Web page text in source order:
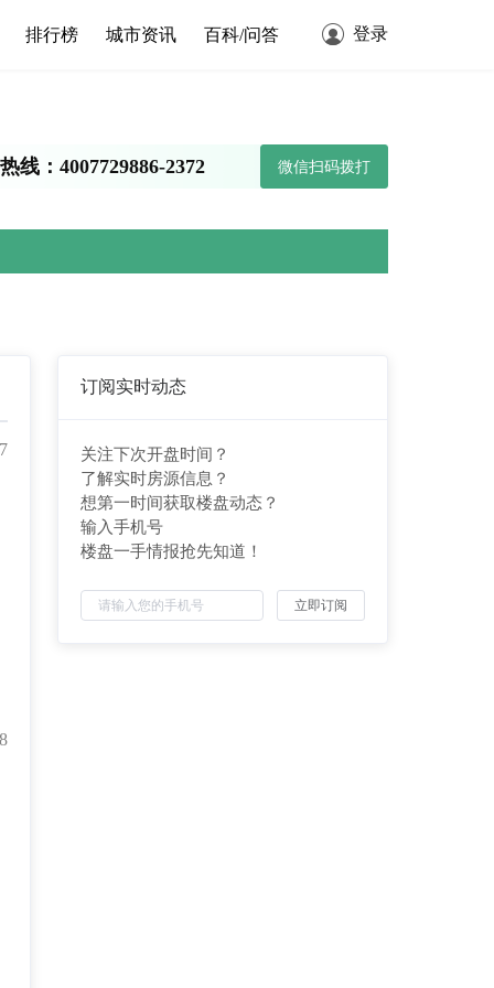
排行榜 城市资讯 百科/问答 登录
线：4007729886-2372 微信扫码拨打
订阅实时动态
关注下次开盘时间？
了解实时房源信息？
想第一时间获取楼盘动态？
输入手机号
楼盘一手情报抢先知道！
立即订阅